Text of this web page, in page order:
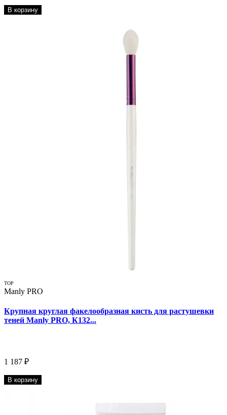
В корзину
TOP
Manly PRO
Крупная круглая факелообразная кисть для растушевки
теней Manly PRO, К132...
1 187 ₽
В корзину